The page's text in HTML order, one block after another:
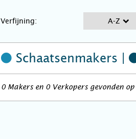
Verfijning: A-Z
Schaatsenmakers |
0 Makers en 0 Verkopers gevonden